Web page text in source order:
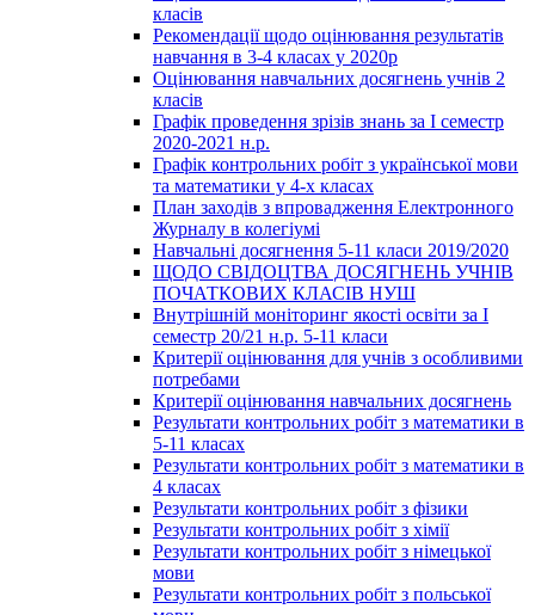
класів
Рекомендації щодо оцінювання результатів
навчання в 3-4 класах у 2020р
Оцінювання навчальних досягнень учнів 2
класів
Графік проведення зрізів знань за І семестр
2020-2021 н.р.
Графік контрольних робіт з української мови
та математики у 4-х класах
План заходів з впровадження Електронного
Журналу в колегіумі
Навчальні досягнення 5-11 класи 2019/2020
ЩОДО СВІДОЦТВА ДОСЯГНЕНЬ УЧНІВ
ПОЧАТКОВИХ КЛАСІВ НУШ
Внутрішній моніторинг якості освіти за І
семестр 20/21 н.р. 5-11 класи
Критерії оцінювання для учнів з особливими
потребами
Критерії оцінювання навчальних досягнень
Результати контрольних робіт з математики в
5-11 класах
Результати контрольних робіт з математики в
4 класах
Результати контрольних робіт з фізики
Результати контрольних робіт з хімії
Результати контрольних робіт з німецької
мови
Результати контрольних робіт з польської